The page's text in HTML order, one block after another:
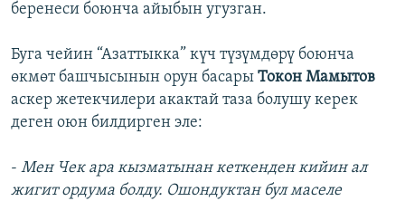
беренеси боюнча айыбын угузган.
Буга чейин “Азаттыкка” күч түзүмдөрү боюнча
өкмөт башчысынын орун басары Токон Мамытов
аскер жетекчилери акактай таза болушу керек
деген оюн билдирген эле:
- Мен Чек ара кызматынан кеткенден кийин ал
жигит ордума болду. Ошондуктан бул маселе